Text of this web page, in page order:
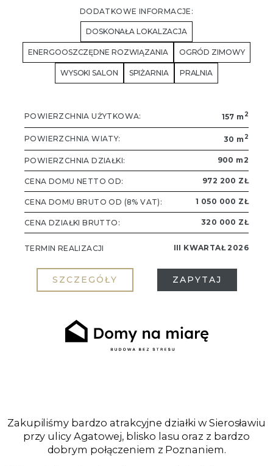
DODATKOWE INFORMACJE:
DOSKONAŁA LOKALZACJA
ENERGOOSZCZĘDNE ROZWIĄZANIA OGRÓD ZIMOWY
WYSOKI SALON SPIŻARNIA PRALNIA
POWIERZCHNIA UŻYTKOWA: 157 m 2
POWIERZCHNIA WIATY: 30 m 2
POWIERZCHNIA DZIAŁKI: 900 m2
CENA DOMU NETTO OD: 972 200 ZŁ
CENA DOMU BRUTO OD (8% VAT): 1 050 000 ZŁ
CENA DZIAŁKI BRUTTO: 320 000 ZŁ
TERMIN REALIZACJI III KWARTAŁ 2026
SZCZEGÓŁY ZAPYTAJ
Zakupiliśmy bardzo atrakcyjne działki w Sierosławiu
przy ulicy Agatowej, blisko lasu oraz z bardzo
dobrym połączeniem z Poznaniem.